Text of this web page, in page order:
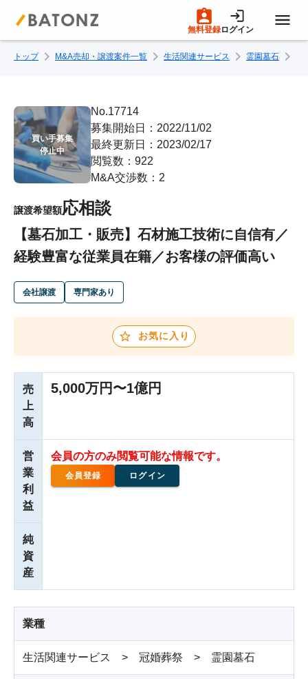
無料登録ログイン
トップページ
M&A案件一覧
売りたい方へ
買いたい方へ
成約事例
M&A専門家の方へ
トップ M&A売却・譲渡案件一覧 生活関連サービス 霊園墓石
買い手募集
停止中
No.17714
募集開始日：2022/11/02
最終更新日：2023/02/17
閲覧数：922
M&A交渉数：2
譲渡希望額応相談
【墓石加工・販売】石材施工技術に自信有／
経験豊富な従業員在籍／お客様の評価高い
会社譲渡 専門家あり
お気に入り
売
上
高
5,000万円〜1億円
営
業
利
益
会員の方のみ閲覧可能な情報です。
会員登録 ログイン
純
資
産
業種
生活関連サービス > 冠婚葬祭 > 霊園墓石